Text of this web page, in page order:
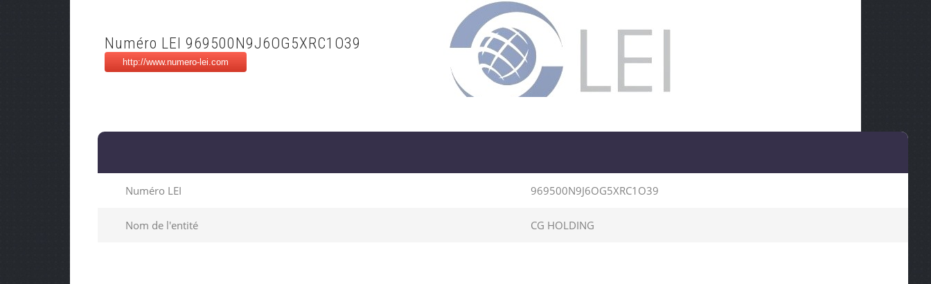
Numéro LEI 969500N9J6OG5XRC1O39
Numéro LEI 969500N9J6OG5XRC1O39
Nom de l'entité CG HOLDING